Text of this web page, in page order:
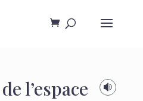

l’espace